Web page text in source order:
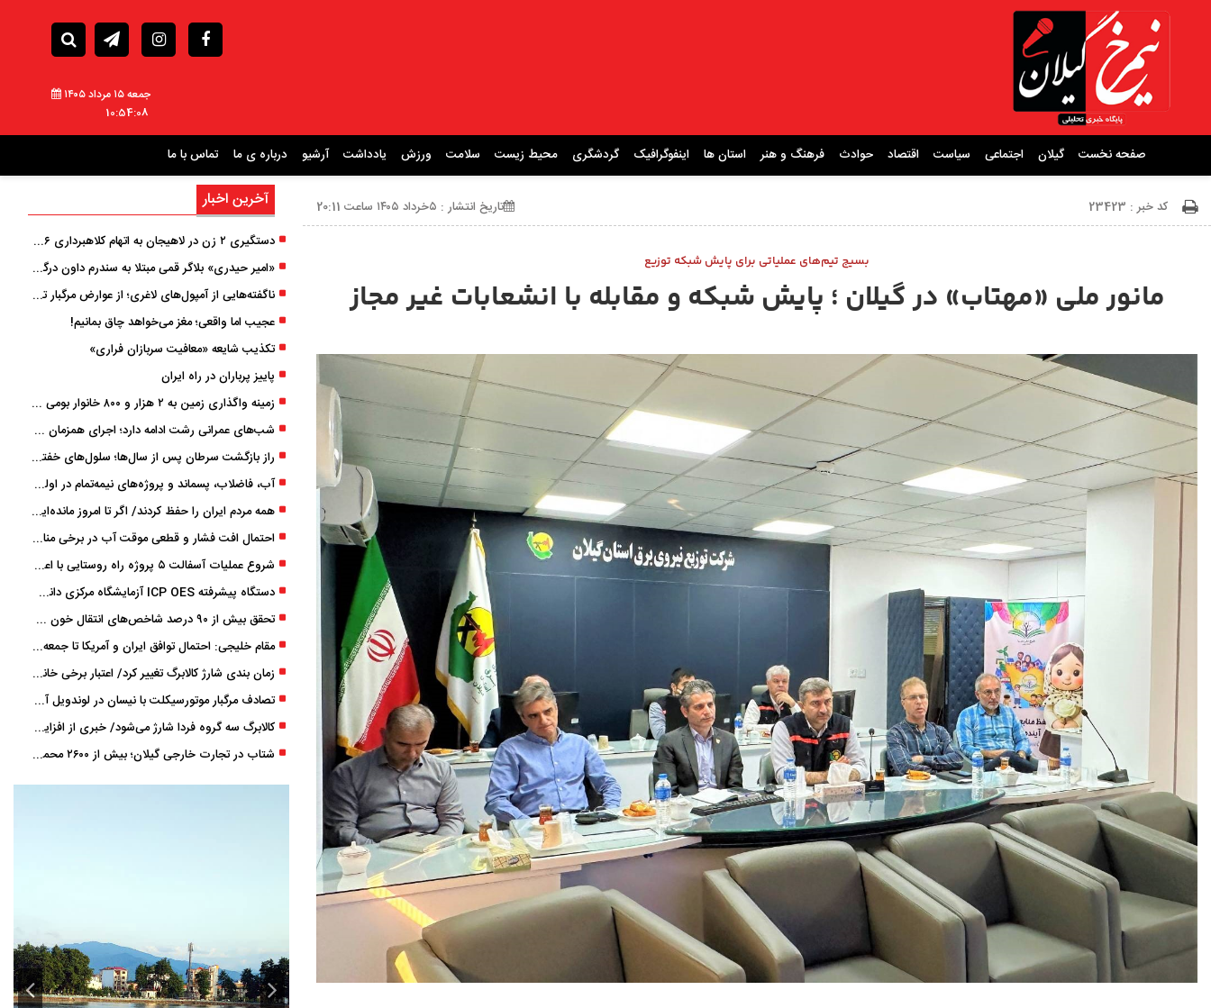
جمعه ۱۵ مرداد ۱۴۰۵
10:54:10
صفحه نخست گیلان اجتماعی سیاست اقتصاد حوادث فرهنگ و هنر استان ها اینفوگرافیک گردشگری محیط زیست سلامت ورزش یادداشت آرشیو درباره ی ما تماس با ما
کد خبر : 23423 تاریخ انتشار : ۵خرداد ۱۴۰۵ ساعت 20:11
بسیج تیم‌های عملیاتی برای پایش شبکه توزیع
مانور ملی «مهتاب» در گیلان ؛ پایش شبکه و مقابله با انشعابات غیر مجاز
آخرین اخبار
دستگیری ۲ زن در لاهیجان به اتهام کلاهبرداری ۶ میلیارد تومانی با وعده وام
«امیر حیدری» بلاگر قمی مبتلا به سندرم داون درگذشت
ناگفته‌هایی از آمپول‌های لاغری؛ از عوارض مرگبار تا زیبایی
عجیب اما واقعی؛ مغز می‌خواهد چاق بمانیم!
تکذیب شایعه «معافیت سربازان فراری»
پاییز پرباران در راه ایران
زمینه واگذاری زمین به ۲ هزار و ۸۰۰ خانوار بومی گیلان فراهم شد
شب‌های عمرانی رشت ادامه دارد؛ اجرای همزمان آسفالت‌ریزی در پنج منطقه شهری
راز بازگشت سرطان پس از سال‌ها؛ سلول‌های خفته چگونه دوباره بیدار می‌شوند؟
آب، فاضلاب، پسماند و پروژه‌های نیمه‌تمام در اولویت مصوبات سفر دولت
همه مردم ایران را حفظ کردند/ اگر تا امروز مانده‌ایم، به ‌خاطر مردم نجیب ایران بوده است
احتمال افت فشار و قطعی موقت آب در برخی مناطق گیلان
شروع عملیات آسفالت ۵ پروژه راه ‌روستایی با اعتبار ۳۷۰ میلیاردی در گیلان
دستگاه پیشرفته ICP OES آزمایشگاه مرکزی دانشگاه گیلان دوباره راه‌اندازی شد
تحقق بیش از ۹۰ درصد شاخص‌های انتقال خون گیلان/ نیاز فوری به نوسازی تجهیزات آزمایشگاهی
مقام خلیجی: احتمال توافق ایران و آمریکا تا جمعه 50 درصد است
زمان ‌بندی شارژ کالابرگ تغییر کرد/ اعتبار برخی خانوارها ماه بعد واریز می‌شود
تصادف مرگبار موتورسیکلت با نیسان در لوندویل آستارا/ انتقال مصدوم با اورژانس هوایی به رشت
کالابرگ سه گروه فردا شارژ می‌شود/ خبری از افزایش اعتبار نیست
شتاب در تجارت خارجی گیلان؛ بیش از ۲۶۰۰ محموله زیر ذره‌بین استاندارد